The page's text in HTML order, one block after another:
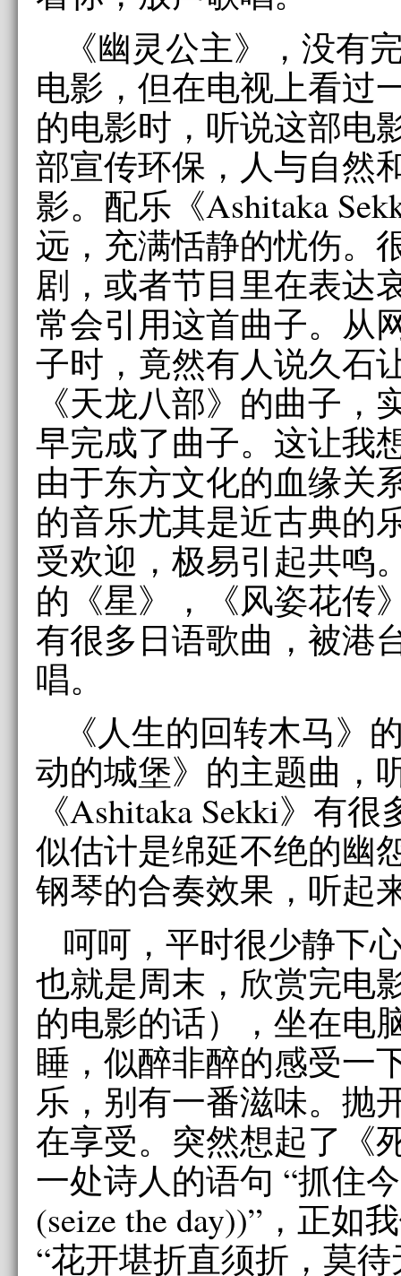
《幽灵公主》，没有
电影，但在电视上看过
的电影时，听说这部电
部宣传环保，人与自然
影。配乐《Ashitaka
远，充满恬静的忧伤。
剧，或者节目里在表达
常会引用这首曲子。从
子时，竟然有人说久石
《天龙八部》的曲子，
早完成了曲子。这让我
由于东方文化的血缘关
的音乐尤其是近古典的
受欢迎，极易引起共鸣
的《星》，《风姿花传
有很多日语歌曲，被港
唱。
《人生的回转木马》
动的城堡》的主题曲，
《Ashitaka Sekki》有
似估计是绵延不绝的幽
钢琴的合奏效果，听起
呵呵，平时很少静下
也就是周末，欣赏完电
的电影的话），坐在电
睡，似醉非醉的感受一
乐，别有一番滋味。抛
在享受。突然想起了《
一处诗人的语句 “抓住
(seize the day))”，正如
“花开堪折直须折，莫